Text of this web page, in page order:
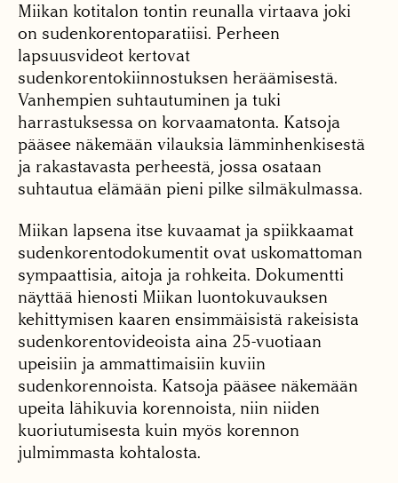
Miikan kotitalon tontin reunalla virtaava joki
on sudenkorentoparatiisi. Perheen
lapsuusvideot kertovat
sudenkorentokiinnostuksen heräämisestä.
Vanhempien suhtautuminen ja tuki
harrastuksessa on korvaamatonta. Katsoja
pääsee näkemään vilauksia lämminhenkisestä
ja rakastavasta perheestä, jossa osataan
suhtautua elämään pieni pilke silmäkulmassa.
Miikan lapsena itse kuvaamat ja spiikkaamat
sudenkorentodokumentit ovat uskomattoman
sympaattisia, aitoja ja rohkeita. Dokumentti
näyttää hienosti Miikan luontokuvauksen
kehittymisen kaaren ensimmäisistä rakeisista
sudenkorentovideoista aina 25-vuotiaan
upeisiin ja ammattimaisiin kuviin
sudenkorennoista. Katsoja pääsee näkemään
upeita lähikuvia korennoista, niin niiden
kuoriutumisesta kuin myös korennon
julmimmasta kohtalosta.